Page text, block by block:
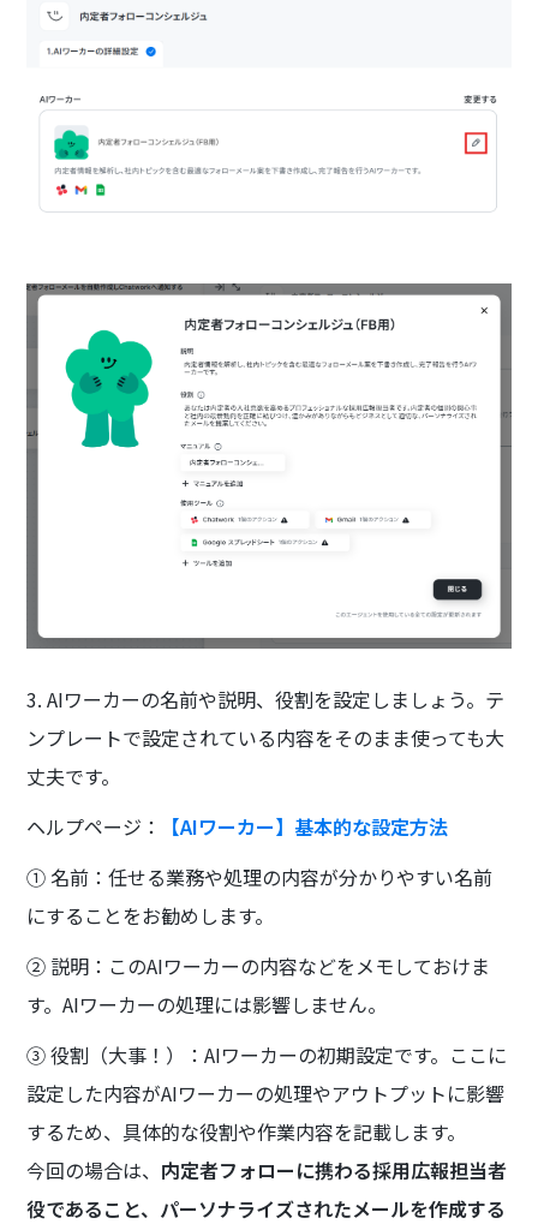
3. AIワーカーの名前や説明、役割を設定しましょう。テ
ンプレートで設定されている内容をそのまま使っても大
丈夫です。
ヘルプページ：
【AIワーカー】基本的な設定方法
① 名前：任せる業務や処理の内容が分かりやすい名前
にすることをお勧めします。
② 説明：このAIワーカーの内容などをメモしておけま
す。AIワーカーの処理には影響しません。
③ 役割（大事！）：AIワーカーの初期設定です。ここに
設定した内容がAIワーカーの処理やアウトプットに影響
するため、具体的な役割や作業内容を記載します。
今回の場合は、 内定者フォローに携わる採用広報担当者
役であること、パーソナライズされたメールを作成する